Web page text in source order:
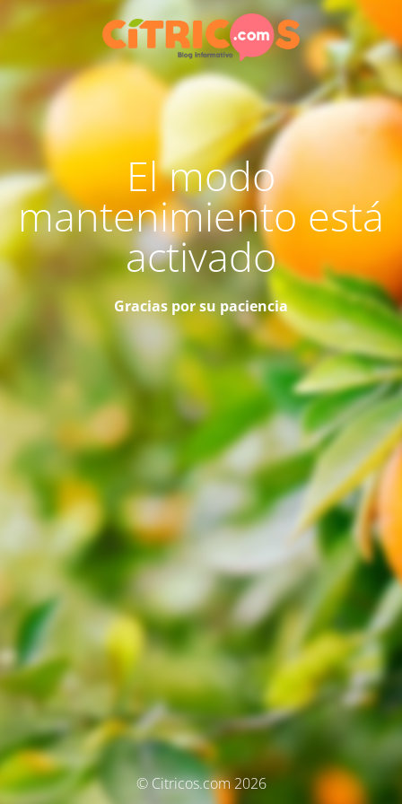
El modo
mantenimiento está
activado
Gracias por su paciencia
© Citricos.com 2026